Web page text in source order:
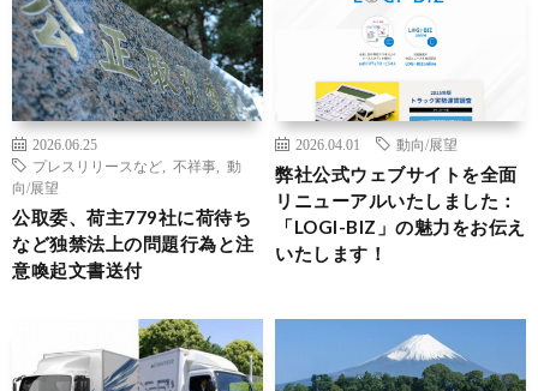
2026.06.25
プレスリリースなど
不祥事
動
向/展望
公取委、荷主779社に荷待ち
など独禁法上の問題行為と注
意喚起文書送付
2026.04.01 動向/展望
弊社公式ウェブサイトを全面
リニューアルいたしました：
「LOGI-BIZ」の魅力をお伝え
いたします！